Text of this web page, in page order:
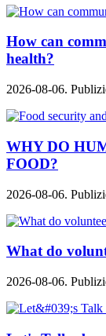
How can
health?
2026-08-06.
WHY DO
FOOD?
2026-08-06.
What do
2026-08-06.